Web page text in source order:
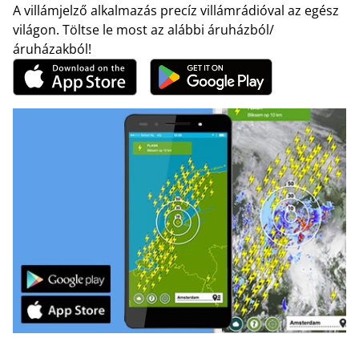
A villámjelző alkalmazás precíz villámrádióval az egész
világon. Töltse le most az alábbi áruházból/
áruházakból!